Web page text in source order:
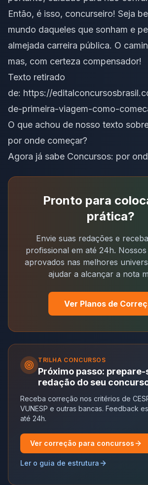
Então, é isso, concurseiro! Seja
mundo daqueles que sonham e
almejada carreira pública. O
mas, com certeza compensador!
Texto retirado
de: https://
de-primeira-viagem-como-
O que achou de nosso texto
por onde começar?
Agora já sabe Concursos: por
Pronto para
prática?
Envie suas redações e
profissional em até 24h. Nossos
aprovados nas melhores
ajudar a alcançar a nota
Ver Planos de
TRILHA CONCURSOS
Próximo passo: prepare-
redação do seu
Receba correção nos critérios de
VUNESP e outras bancas. Feedback
até 24h.
Ver correção para concursos
Ler o guia de estrutura